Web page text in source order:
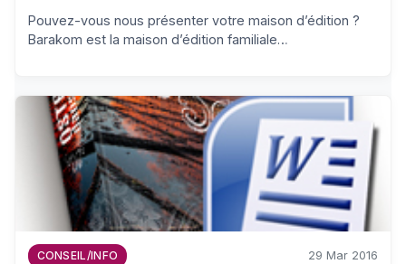
Pouvez-vous nous présenter votre maison d’édition ?
Barakom est la maison d’édition familiale…
CONSEIL/INFO 29 Mar 2016